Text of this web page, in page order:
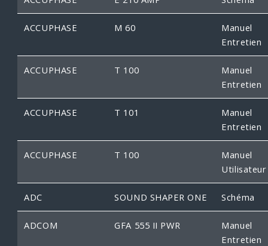
ACCUPHASE M 60
Manuel
Entretien
ACCUPHASE T 100
Manuel
Entretien
ACCUPHASE T 101
Manuel
Entretien
ACCUPHASE T 100
Manuel
Utilisateur
ADC SOUND SHAPER ONE Schéma
ADCOM GFA 555 II PWR
Manuel
Entretien